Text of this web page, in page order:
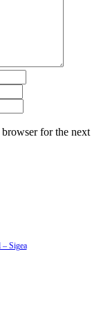
for the next
Sigea